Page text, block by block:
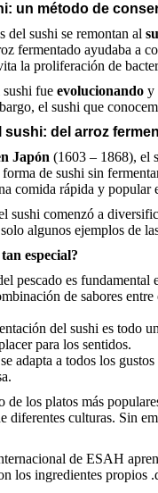
un método de
del sushi se remontan al
fermentado ayudaba a
la proliferación de
fue evolucionando y
el sushi que
sushi: del arroz
Japón (1603 – 1868), el
de sushi sin
comida rápida y popular
sushi comenzó a
algunos ejemplos de
especial?
pescado es fundamental
de sabores
del sushi es todo
para los sentidos.
adapta a todos los
los platos más
diferentes culturas. Sin
de ESAH
los ingredientes